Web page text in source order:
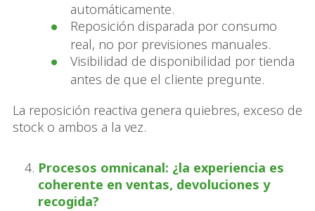
automáticamente.
Reposición disparada por consumo
real, no por previsiones manuales.
Visibilidad de disponibilidad por tienda
antes de que el cliente pregunte.
La reposición reactiva genera quiebres, exceso de
stock o ambos a la vez.
Procesos omnicanal: ¿la experiencia es
coherente en ventas, devoluciones y
recogida?